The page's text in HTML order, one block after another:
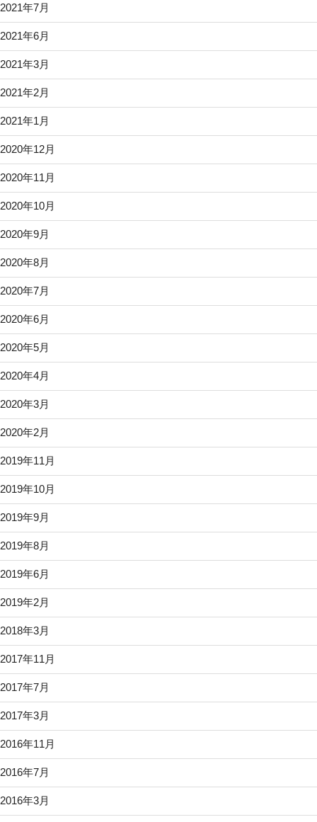
2021年7月
2021年6月
2021年3月
2021年2月
2021年1月
2020年12月
2020年11月
2020年10月
2020年9月
2020年8月
2020年7月
2020年6月
2020年5月
2020年4月
2020年3月
2020年2月
2019年11月
2019年10月
2019年9月
2019年8月
2019年6月
2019年2月
2018年3月
2017年11月
2017年7月
2017年3月
2016年11月
2016年7月
2016年3月